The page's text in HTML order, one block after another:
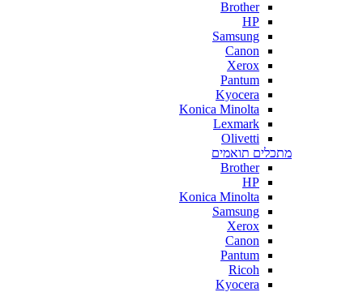
Brother
HP
Samsung
Canon
Xerox
Pantum
Kyocera
Konica Minolta
Lexmark
Olivetti
מתכלים תואמים
Brother
HP
Konica Minolta
Samsung
Xerox
Canon
Pantum
Ricoh
Kyocera